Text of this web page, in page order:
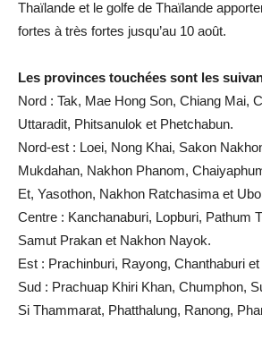
Thaïlande et le golfe de Thaïlande
fortes à très fortes jusqu’au 10 août.
Les provinces touchées sont les
Nord : Tak, Mae Hong Son, Chiang Mai,
Uttaradit, Phitsanulok et Phetchabun.
Nord-est : Loei, Nong Khai, Sakon
Mukdahan, Nakhon Phanom,
Et, Yasothon, Nakhon Ratchasima et
Centre : Kanchanaburi, Lopburi, Pathum
Samut Prakan et Nakhon Nayok.
Est : Prachinburi, Rayong, Chanthaburi et
Sud : Prachuap Khiri Khan, Chumphon,
Si Thammarat, Phatthalung, Ranong,